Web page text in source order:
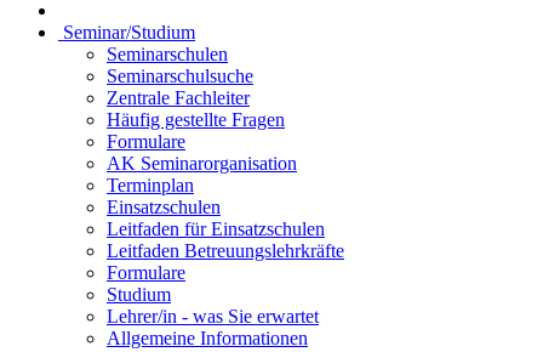
Seminar/Studium
Seminarschulen
Seminarschulsuche
Zentrale Fachleiter
Häufig gestellte Fragen
Formulare
AK Seminarorganisation
Terminplan
Einsatzschulen
Leitfaden für Einsatzschulen
Leitfaden Betreuungslehrkräfte
Formulare
Studium
Lehrer/in - was Sie erwartet
Allgemeine Informationen